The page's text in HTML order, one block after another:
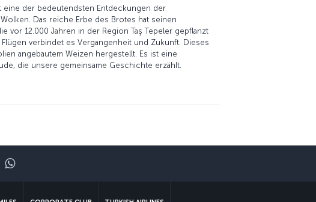
eine der bedeutendsten Entdeckungen der
Das reiche Erbe des Brotes hat seinen
vor 12.000 Jahren in der Region Taş Tepeler gepflanzt
verbindet es Vergangenheit und Zukunft. Dieses
angebautem Weizen hergestellt. Es ist eine
die unsere gemeinsame Geschichte erzählt.
WhatsApp